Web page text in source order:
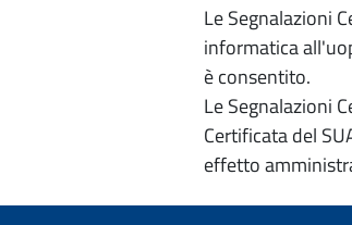
Le Segnalazioni
informatica
è consentito.
Le Segnalazioni
Certificata del
effetto